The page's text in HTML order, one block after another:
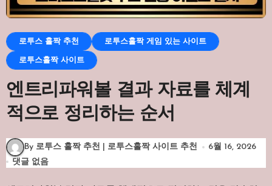
로투스 홀짝 추천 로투스홀짝 게임 있는 사이트
로투스홀짝 사이트
엔트리파워볼 결과 자료를 체계
적으로 정리하는 순서
By 로투스 홀짝 추천 | 로투스홀짝 사이트 추천
6월 16, 2026
댓글 없음